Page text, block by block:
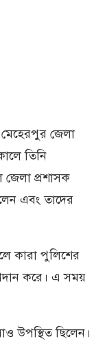
মেহেরপুর জেলা
তিনি
জেলা প্রশাসক
এবং তাদের
কারা পুলিশের
করে। এ সময়
উপস্থিত ছিলেন।